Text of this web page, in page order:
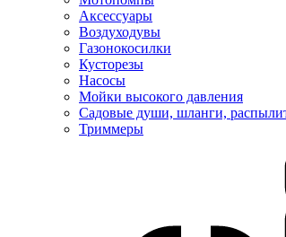
Аксессуары
Воздуходувы
Газонокосилки
Кусторезы
Насосы
Мойки высокого давления
Садовые души, шланги,
Триммеры